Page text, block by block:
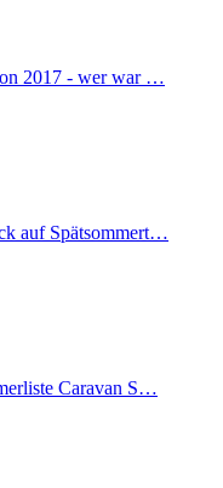
2017 - wer war …
auf Spätsommert…
Caravan S…